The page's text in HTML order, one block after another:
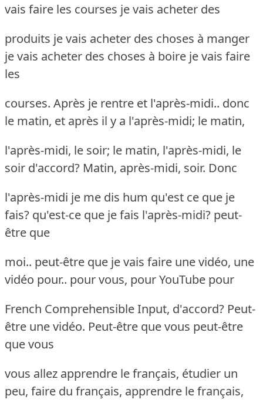
vais faire les courses je vais acheter des
produits je vais acheter des choses à manger
je vais acheter des choses à boire je vais faire
les
courses. Après je rentre et l'après-midi.. donc
le matin, et après il y a l'après-midi; le matin,
l'après-midi, le soir; le matin, l'après-midi, le
soir d'accord? Matin, après-midi, soir. Donc
l'après-midi je me dis hum qu'est ce que je
fais? qu'est-ce que je fais l'après-midi? peut-
être que
moi.. peut-être que je vais faire une vidéo, une
vidéo pour.. pour vous, pour YouTube pour
French Comprehensible Input, d'accord? Peut-
être une vidéo. Peut-être que vous peut-être
que vous
vous allez apprendre le français, étudier un
peu, faire du français, apprendre le français,